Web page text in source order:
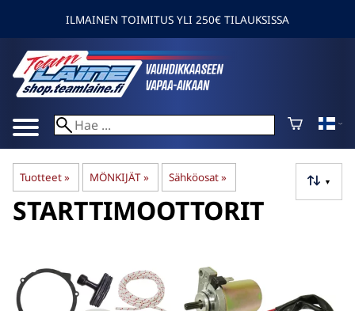
ILMAINEN TOIMITUS YLI 250€ TILAUKSISSA
Tuotteet‪» MÖNKIJÄT ‪» Sähköosat‪» ▼
STARTTIMOOTTORIT